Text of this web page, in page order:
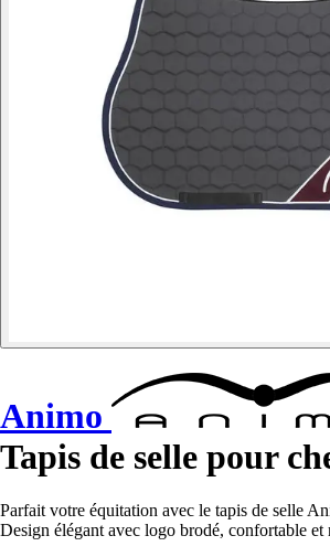
Animo
Tapis de selle pour
Parfait votre équitation avec le tapis de selle
Design élégant avec logo brodé, confortable et